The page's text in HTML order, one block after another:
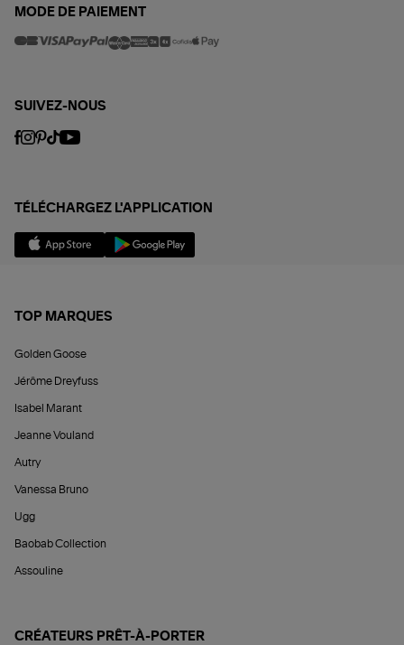
MODE DE PAIEMENT
SUIVEZ-NOUS
TÉLÉCHARGEZ L'APPLICATION
TOP MARQUES
Golden Goose
Jérôme Dreyfuss
Isabel Marant
Jeanne Vouland
Autry
Vanessa Bruno
Ugg
Baobab Collection
Assouline
CRÉATEURS PRÊT-À-PORTER